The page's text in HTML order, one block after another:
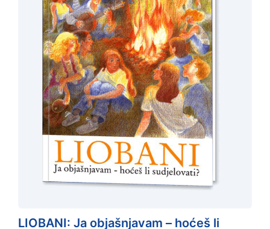
LIOBANI: Ja objašnjavam – hoćeš li